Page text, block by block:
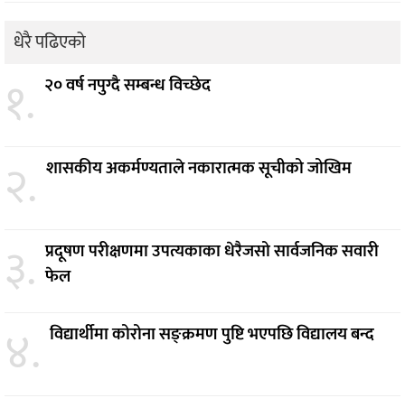
धेरै पढिएको
१. २० वर्ष नपुग्दै सम्बन्ध विच्छेद
२. शासकीय अकर्मण्यताले नकारात्मक सूचीको जोखिम
३. प्रदूषण परीक्षणमा उपत्यकाका धेरैजसो सार्वजनिक सवारी
फेल
४. विद्यार्थीमा कोरोना सङ्क्रमण पुष्टि भएपछि विद्यालय बन्द